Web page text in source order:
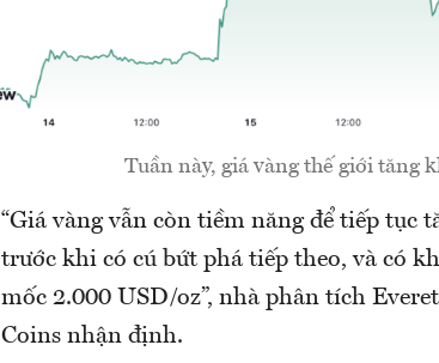
Tuần này, giá vàng thế giới tăng
“Giá vàng vẫn còn tiềm năng để tiếp tục
trước khi có cú bứt phá tiếp theo, và có
mốc 2.000 USD/oz”, nhà phân tích
Coins nhận định.